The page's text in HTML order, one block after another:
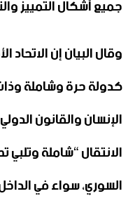
وقال البيان إن الاتحاد
كدولة حرة وشاملة
الإنسان والقانون
الانتقال “شاملة
السوري، سواء في